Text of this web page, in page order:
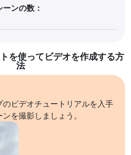
ンの数：
を使ってビデオを作成する方
法
ビデオチュートリアルを入手
を撮影しましょう。